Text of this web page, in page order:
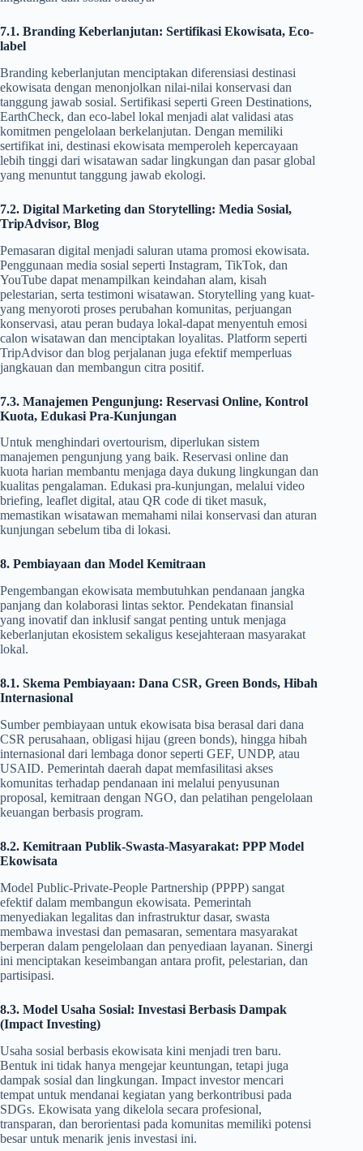
7.1. Branding Keberlanjutan: Sertifikasi Ekowisata, Eco-
label
Branding keberlanjutan menciptakan diferensiasi destinasi
ekowisata dengan menonjolkan nilai-nilai konservasi dan
tanggung jawab sosial. Sertifikasi seperti Green Destinations,
EarthCheck, dan eco-label lokal menjadi alat validasi atas
komitmen pengelolaan berkelanjutan. Dengan memiliki
sertifikat ini, destinasi ekowisata memperoleh kepercayaan
lebih tinggi dari wisatawan sadar lingkungan dan pasar global
yang menuntut tanggung jawab ekologi.
7.2. Digital Marketing dan Storytelling: Media Sosial,
TripAdvisor, Blog
Pemasaran digital menjadi saluran utama promosi ekowisata.
Penggunaan media sosial seperti Instagram, TikTok, dan
YouTube dapat menampilkan keindahan alam, kisah
pelestarian, serta testimoni wisatawan. Storytelling yang kuat-
yang menyoroti proses perubahan komunitas, perjuangan
konservasi, atau peran budaya lokal-dapat menyentuh emosi
calon wisatawan dan menciptakan loyalitas. Platform seperti
TripAdvisor dan blog perjalanan juga efektif memperluas
jangkauan dan membangun citra positif.
7.3. Manajemen Pengunjung: Reservasi Online, Kontrol
Kuota, Edukasi Pra-Kunjungan
Untuk menghindari overtourism, diperlukan sistem
manajemen pengunjung yang baik. Reservasi online dan
kuota harian membantu menjaga daya dukung lingkungan dan
kualitas pengalaman. Edukasi pra-kunjungan, melalui video
briefing, leaflet digital, atau QR code di tiket masuk,
memastikan wisatawan memahami nilai konservasi dan aturan
kunjungan sebelum tiba di lokasi.
8. Pembiayaan dan Model Kemitraan
Pengembangan ekowisata membutuhkan pendanaan jangka
panjang dan kolaborasi lintas sektor. Pendekatan finansial
yang inovatif dan inklusif sangat penting untuk menjaga
keberlanjutan ekosistem sekaligus kesejahteraan masyarakat
lokal.
8.1. Skema Pembiayaan: Dana CSR, Green Bonds, Hibah
Internasional
Sumber pembiayaan untuk ekowisata bisa berasal dari dana
CSR perusahaan, obligasi hijau (green bonds), hingga hibah
internasional dari lembaga donor seperti GEF, UNDP, atau
USAID. Pemerintah daerah dapat memfasilitasi akses
komunitas terhadap pendanaan ini melalui penyusunan
proposal, kemitraan dengan NGO, dan pelatihan pengelolaan
keuangan berbasis program.
8.2. Kemitraan Publik-Swasta-Masyarakat: PPP Model
Ekowisata
Model Public-Private-People Partnership (PPPP) sangat
efektif dalam membangun ekowisata. Pemerintah
menyediakan legalitas dan infrastruktur dasar, swasta
membawa investasi dan pemasaran, sementara masyarakat
berperan dalam pengelolaan dan penyediaan layanan. Sinergi
ini menciptakan keseimbangan antara profit, pelestarian, dan
partisipasi.
8.3. Model Usaha Sosial: Investasi Berbasis Dampak
(Impact Investing)
Usaha sosial berbasis ekowisata kini menjadi tren baru.
Bentuk ini tidak hanya mengejar keuntungan, tetapi juga
dampak sosial dan lingkungan. Impact investor mencari
tempat untuk mendanai kegiatan yang berkontribusi pada
SDGs. Ekowisata yang dikelola secara profesional,
transparan, dan berorientasi pada komunitas memiliki potensi
besar untuk menarik jenis investasi ini.